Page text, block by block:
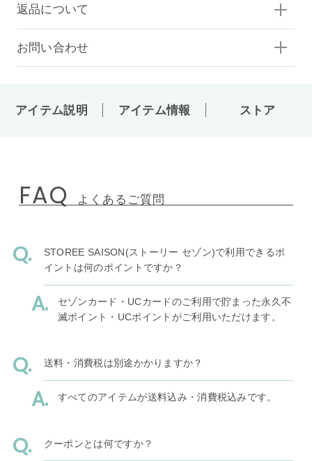
返品について
お問い合わせ
アイテム説明 アイテム情報 ストア
FAQ よくあるご質問
STOREE SAISON(ストーリー セゾン)で利用できるポ
イントは何のポイントですか？
セゾンカード・UCカードのご利用で貯まった永久不
滅ポイント・UCポイントがご利用いただけます。
送料・消費税は別途かかりますか？
すべてのアイテムが送料込み・消費税込みです。
クーポンとは何ですか？